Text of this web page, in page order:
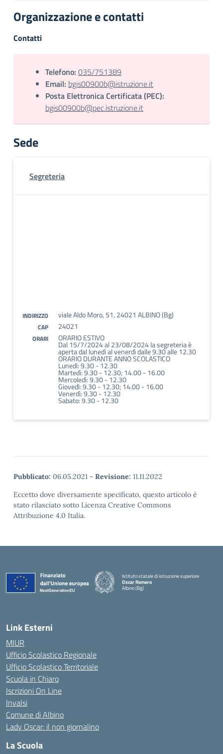
Organizzazione e contatti
Contatti
Telefono: 035/751389
Email: bgis00900b@istruzione.it
Posta Elettronica Certificata (PEC):
bgis00900b@pec.istruzione.it
Sede
Segreteria
INDIRIZZO viale Aldo Moro, 51, 24021 ALBINO (Bg)
CAP 24021
ORARI ORARIO ESTIVO
Dal 15/7/2024 al 23/08/2024 la segreteria è
aperta dal lunedì al venerdì dalle 9.30 alle 12.30
ORARIO DURANTE ANNO SCOLASTICO
Lunedì: 9.30 - 12.30
Martedì: 9.30 - 12.30; 14.00 - 16.00
Mercoledì: 9.30 - 12.30
Giovedì: 9.30 - 12.30; 14.00 - 16.00
Venerdì: 9.30 - 12.30
Sabato: 9.30 - 12.30
Pubblicato: 06.05.2021 - Revisione: 11.11.2022
Eccetto dove diversamente specificato, questo articolo è
stato rilasciato sotto Licenza Creative Commons
Attribuzione 4.0 Italia.
Istituto statale di istruzione superiore
Oscar Romero
Albino (Bg)
Link Esterni
MIUR
Ufficio Scolastico Regionale
Ufficio Scolastico Territoriale
Scuola in Chiaro
Iscrizioni On Line
Invalsi
Comune di Albino
Lady Oscar: il non giornalino
La Scuola